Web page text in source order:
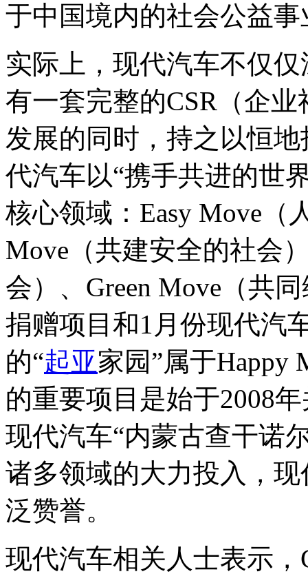
于中国境内的社会公益事
实际上，现代汽车不仅
有一套完整的CSR（企
发展的同时，持之以恒
代汽车以“携手共进的世
核心领域：Easy Move（
Move（共建安全的社会
会）、Green Move（共
捐赠项目和1月份现代汽
的“起亚家园”属于Happy
的重要项目是始于2008
现代汽车“内蒙古查干诺
诸多领域的大力投入，
泛赞誉。
现代汽车相关人士表示